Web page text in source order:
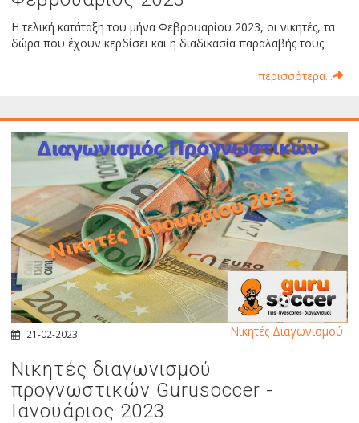
Η τελική κατάταξη του μήνα Φεβρουαρίου 2023, οι νικητές, τα
δώρα που έχουν κερδίσει και η διαδικασία παραλαβής τους.
περισσότερα...
21-02-2023
Νικητές διαγωνισμού
προγνωστικών Gurusoccer -
Ιανουάριος 2023
Νικητές Διαγωνισμού